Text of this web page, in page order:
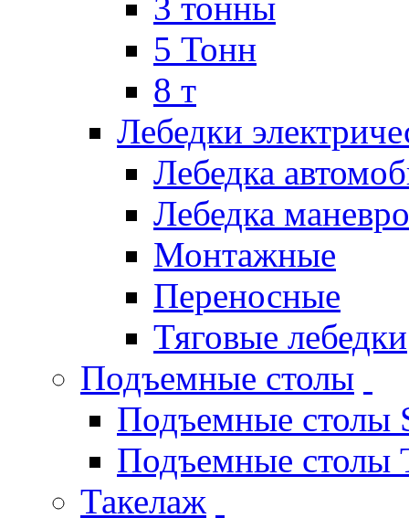
5 Тонн
8 т
Лебедки
Лебедка
Лебедка
Монтажные
Переносные
Тяговые лебедки
Подъемные столы
Подъемные столы
Подъемные столы
Такелаж